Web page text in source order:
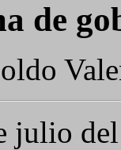
de
julio